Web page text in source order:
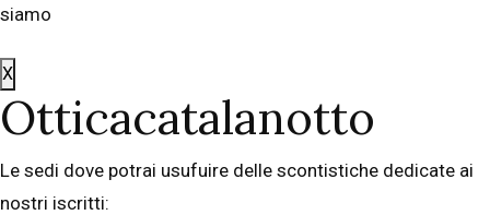
siamo
X
Otticacatalanotto
Le sedi dove potrai usufuire delle scontistiche dedicate ai
nostri iscritti: